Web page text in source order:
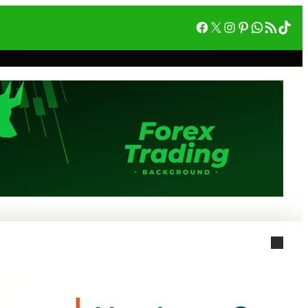
Facebook
X Instagram
Pinterest
RSS フィード